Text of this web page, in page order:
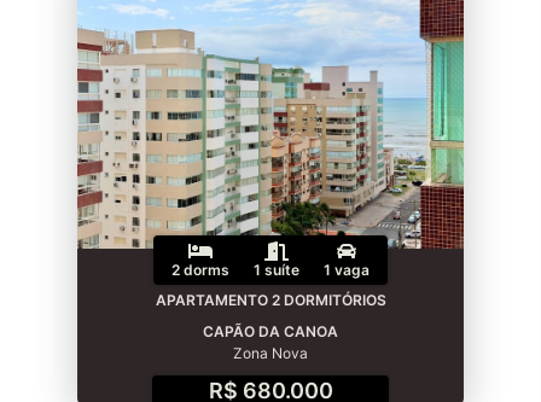
2 dorms 1 suíte
1 vaga
APARTAMENTO 2 DORMITÓRIOS
CAPÃO DA CANOA
Zona Nova
R$ 680.000